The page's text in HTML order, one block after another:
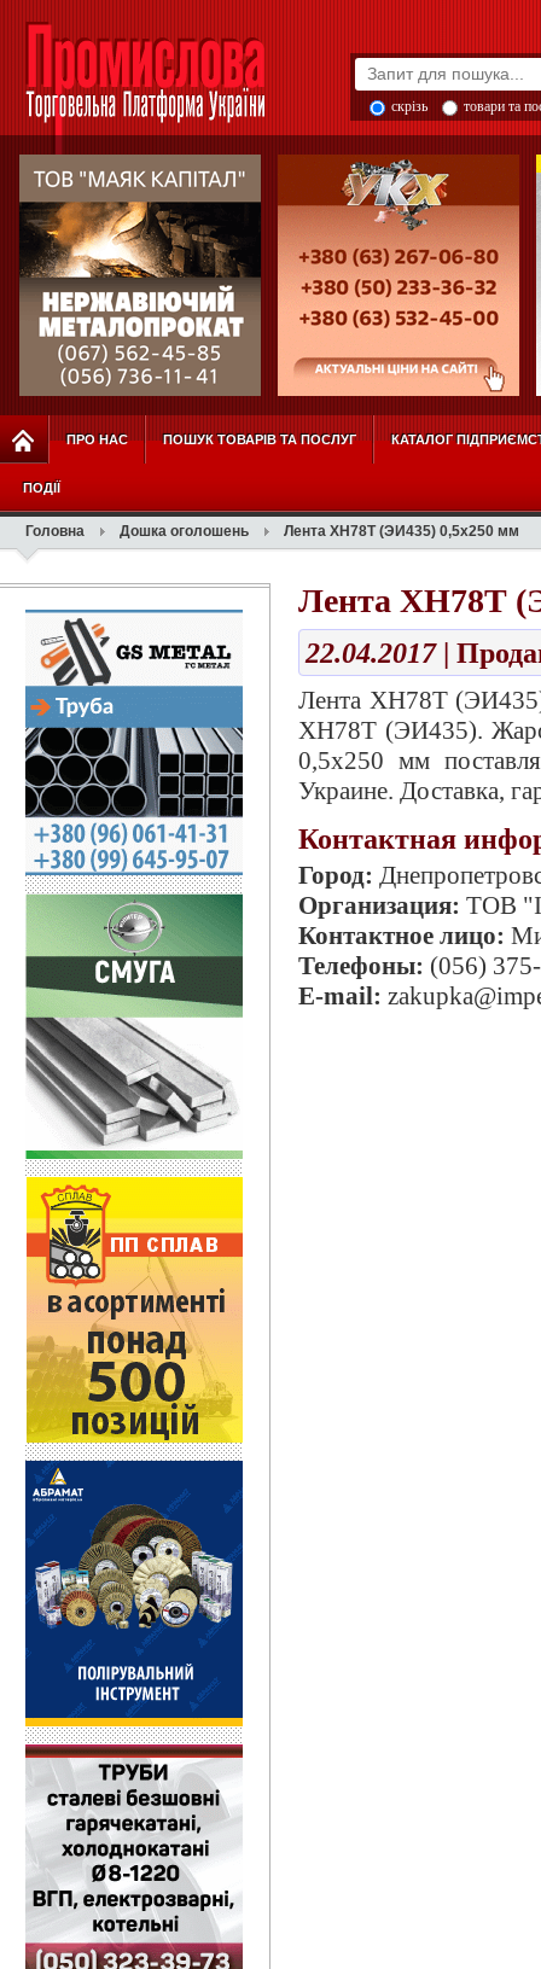
скрізь товари та
ПРО НАС ПОШУК ТОВАРІВ ТА ПОСЛУГ КАТАЛОГ
ПОДІЇ
Головна Дошка оголошень Лента ХН78Т (ЭИ435) 0,5х250 мм
Лента ХН78Т
22.04.2017|
Лента ХН78Т (ЭИ435)
ХН78Т (ЭИ435).
0,5х250 мм
Украине. Доставка,
Контактная
Город:
Организация: ТОВ
Контактное лицо:
Телефоны: (056)
E-mail: